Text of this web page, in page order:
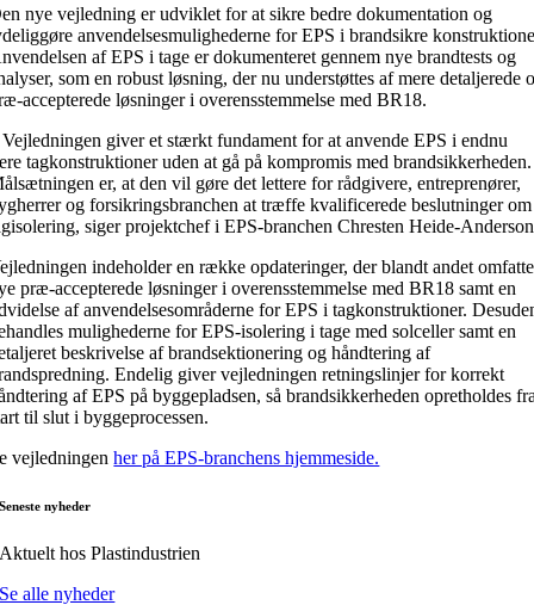
nye vejledning er udviklet for at sikre bedre dokumentation og
anvendelsesmulighederne for EPS i brandsikre
af EPS i tage er dokumenteret gennem nye brandtests og
som en robust løsning, der nu understøttes af mere detaljerede
accepterede løsninger i overensstemmelse med BR18.
giver et stærkt fundament for at anvende EPS i endnu
tagkonstruktioner uden at gå på kompromis med brandsikkerheden.
er, at den vil gøre det lettere for rådgivere, entreprenører,
og forsikringsbranchen at træffe kvalificerede beslutninger om
siger projektchef i EPS-branchen Chresten Heide-
indeholder en række opdateringer, der blandt andet
præ-accepterede løsninger i overensstemmelse med BR18 samt en
af anvendelsesområderne for EPS i tagkonstruktioner.
mulighederne for EPS-isolering i tage med solceller samt en
beskrivelse af brandsektionering og håndtering af
Endelig giver vejledningen retningslinjer for korrekt
af EPS på byggepladsen, så brandsikkerheden opretholdes
til slut i byggeprocessen.
vejledningenher på EPS-branchens hjemmeside.
Seneste nyheder
Aktuelt hos Plastindustrien
Se alle nyheder